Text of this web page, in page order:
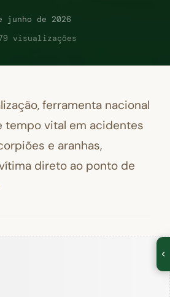
junho de 2026
visualizações
ferramenta nacional
tempo vital em acidentes
e aranhas,
direto ao ponto de